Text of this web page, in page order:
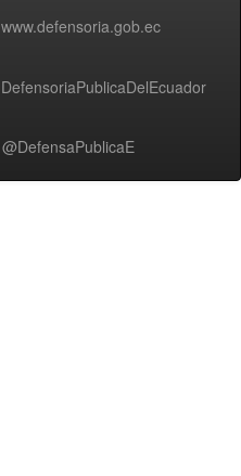
www.defensoria.gob.ec
DefensoriaPublicaDelEcuador
@DefensaPublicaE